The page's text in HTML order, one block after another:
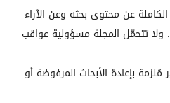
عن محتوى بحثه وعن الآراء
ولا تتحمّل المجلة مسؤولية عواقب
مُلزمة بإعادة الأبحاث المرفوضة أو